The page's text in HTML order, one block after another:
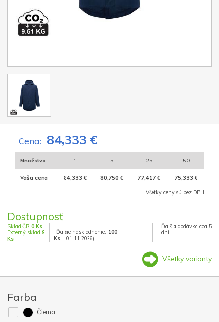
Cena: 84,333 €
Množstvo 1 5 25 50
Vaša cena 84,333 € 80,750 € 77,417 € 75,333 €
Všetky ceny sú bez DPH
Dostupnosť
Sklad ČR 0 Ks
Externý sklad 9
Ks
Ďalšie naskladnenie: 100
Ks
(01.11.2026)
Ďalšia dodávka cca 5
dni
Všetky varianty
Farba
Čierna